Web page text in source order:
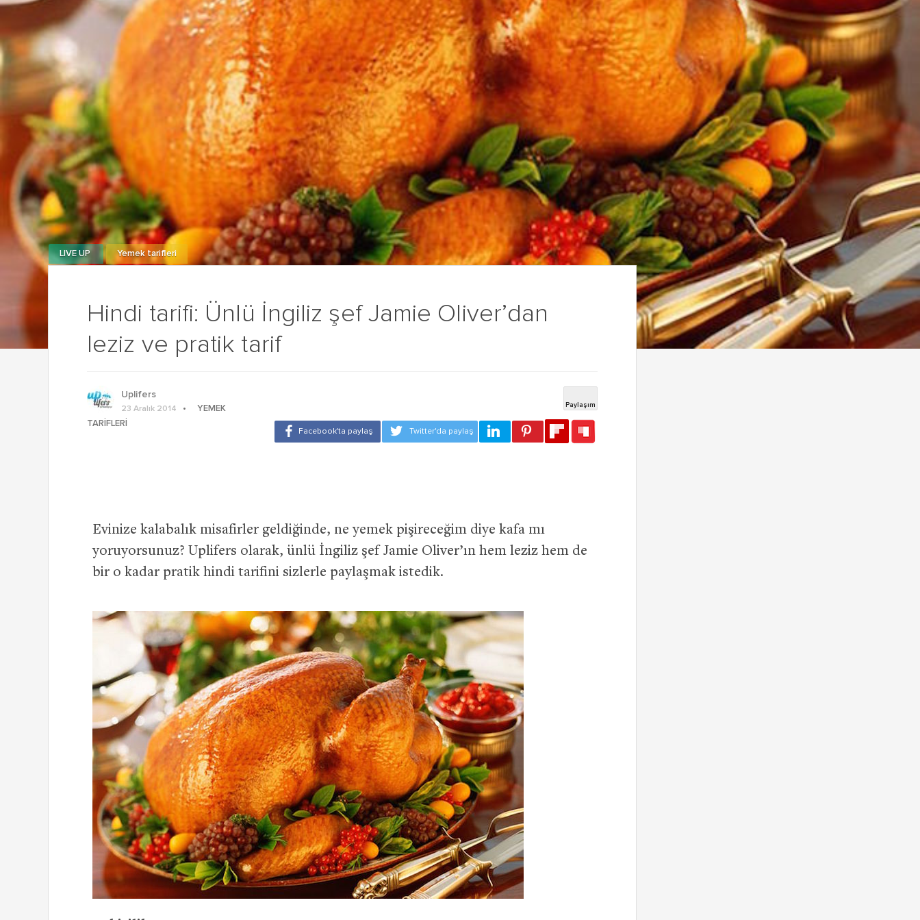
Hindi tarifi: Ünlü İngiliz şef Jamie Oliver’dan
leziz ve pratik tarif
LIVE UP Yemek tarifleri
Uplifers
23 Aralık 2014
YEMEK
TARIFLERI
Evinize kalabalık misafirler geldiğinde, ne yemek pişireceğim diye kafa mı
yoruyorsunuz? Uplifers olarak, ünlü İngiliz şef Jamie Oliver’ın hem leziz hem de
bir o kadar pratik hindi tarifini sizlerle paylaşmak istedik.